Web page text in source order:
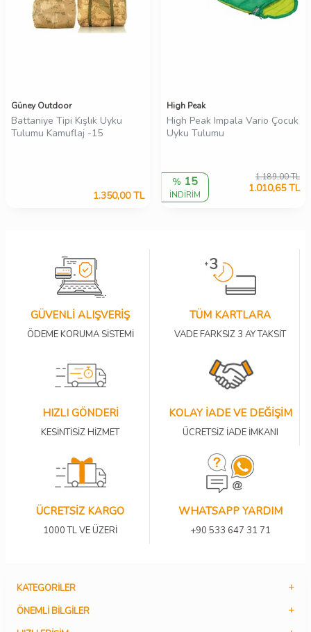
Güney Outdoor
Battaniye Tipi Kışlık Uyku
Tulumu Kamuflaj -15
1.350,00TL
High Peak
High Peak Impala Vario Çocuk
Uyku Tulumu
% 15
İNDİRİM
1.189,00TL
1.010,65TL
GÜVENLİ ALIŞVERİŞ
ÖDEME KORUMA SİSTEMİ
TÜM KARTLARA
VADE FARKSIZ 3 AY TAKSİT
HIZLI GÖNDERİ
KESİNTİSİZ HİZMET
KOLAY İADE VE DEĞİŞİM
ÜCRETSİZ İADE İMKANI
ÜCRETSİZ KARGO
1000 TL VE ÜZERİ
WHATSAPP YARDIM
+90 533 647 31 71
KATEGORILER
ÖNEMLI BILGILER